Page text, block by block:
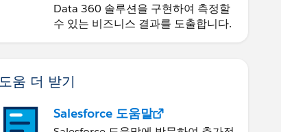
Data 360 솔루션을 구현하여 측정할
수 있는 비즈니스 결과를 도출합니다.
도움 더 받기
Salesforce 도움말